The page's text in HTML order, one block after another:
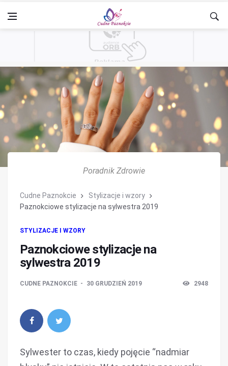
Poradnik Zdrowie
Cudne Paznokcie
Stylizacje i wzory
Paznokciowe stylizacje na sylwestra 2019
STYLIZACJE I WZORY
Paznokciowe stylizacje na
sylwestra 2019
CUDNE PAZNOKCIE 30 GRUDZIEŃ 2019 2948
Sylwester to czas, kiedy pojęcie “nadmiar